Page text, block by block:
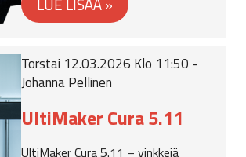
Torstai 12.03.2026 Klo 11:50 -
Johanna Pellinen
UltiMaker Cura 5.11
UltiMaker Cura 5.11 – vinkkejä